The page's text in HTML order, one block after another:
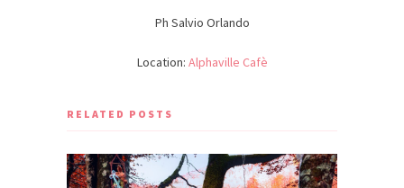
Ph Salvio Orlando
Location: Alphaville Cafè
RELATED POSTS